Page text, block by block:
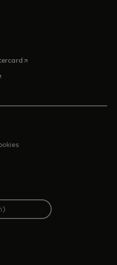
tab
new tab
in a new tab
opens in a new tab
in a new tab